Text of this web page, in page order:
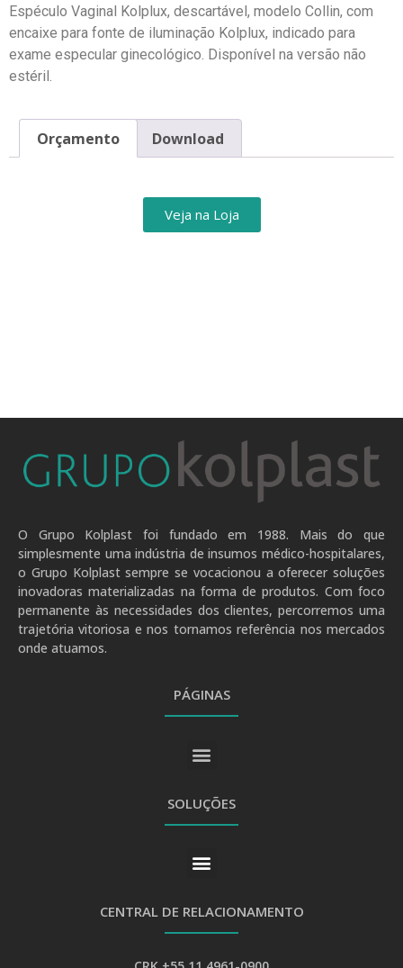
Espéculo Vaginal Kolplux, descartável, modelo Collin, com
encaixe para fonte de iluminação Kolplux, indicado para
exame especular ginecológico. Disponível na versão não
estéril.
Orçamento Download
Veja na Loja
O Grupo Kolplast foi fundado em 1988. Mais do que
simplesmente uma indústria de insumos médico-hospitalares,
o Grupo Kolplast sempre se vocacionou a oferecer soluções
inovadoras materializadas na forma de produtos. Com foco
permanente às necessidades dos clientes, percorremos uma
trajetória vitoriosa e nos tornamos referência nos mercados
onde atuamos.
PÁGINAS
SOLUÇÕES
CENTRAL DE RELACIONAMENTO